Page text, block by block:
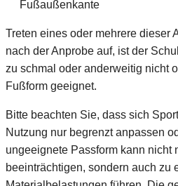
Fußaußenkante
Treten eines oder mehrere dieser
nach der Anprobe auf, ist der
zu schmal oder anderweitig nicht
Fußform geeignet.
Bitte beachten Sie, dass sich
Nutzung nur begrenzt anpassen
ungeeignete Passform kann nicht
beeinträchtigen, sondern auch zu